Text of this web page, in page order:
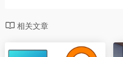
相关文章